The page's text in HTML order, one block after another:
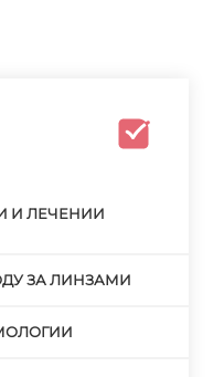
И ЛЕЧЕНИИ
ЗА ЛИНЗАМИ